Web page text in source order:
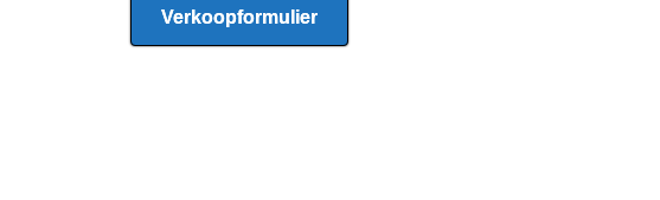
Verkoopformulier